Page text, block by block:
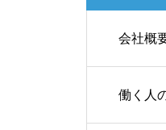
会社概
働く人